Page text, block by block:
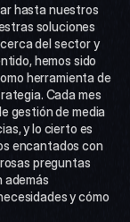
hasta nuestros
soluciones
del sector y
hemos sido
herramienta de
Cada mes
gestión de media
y lo cierto es
encantados con
preguntas
además
y cómo